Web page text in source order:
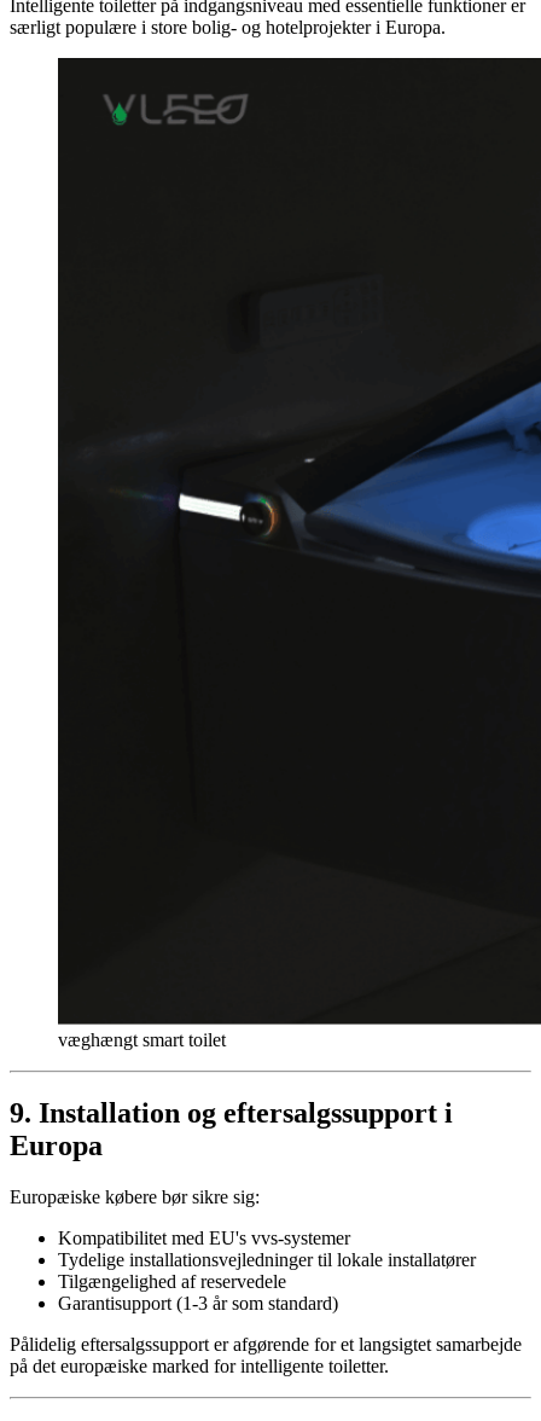
Intelligente toiletter på indgangsniveau med essentielle funktioner er
særligt populære i store bolig- og hotelprojekter i Europa.
væghængt smart toilet
9. Installation og eftersalgssupport i
Europa
Europæiske købere bør sikre sig:
Kompatibilitet med EU's vvs-systemer
Tydelige installationsvejledninger til lokale installatører
Tilgængelighed af reservedele
Garantisupport (1-3 år som standard)
Pålidelig eftersalgssupport er afgørende for et langsigtet samarbejde
på det europæiske marked for intelligente toiletter.